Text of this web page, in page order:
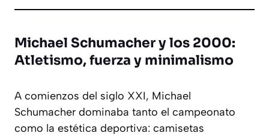
Michael Schumacher y los 2000:
Atletismo, fuerza y minimalismo
A comienzos del siglo XXI, Michael
Schumacher dominaba tanto el campeonato
como la estética deportiva: camisetas